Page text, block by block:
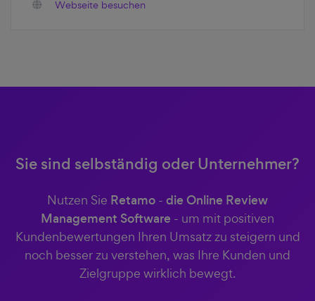
Webseite besuchen
Sie sind selbständig oder Unternehmer?
Nutzen Sie Retamo - die Online Review
Management Software - um mit positiven
Kundenbewertungen Ihren Umsatz zu steigern und
noch besser zu verstehen, was Ihre Kunden und
Zielgruppe wirklich bewegt.